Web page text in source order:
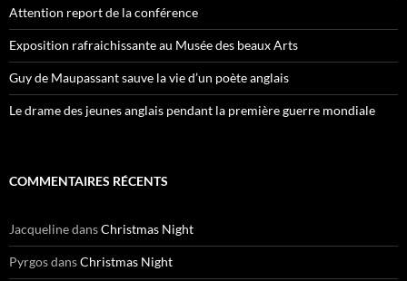
Attention report de la conférence
Exposition rafraichissante au Musée des beaux Arts
Guy de Maupassant sauve la vie d’un poète anglais
Le drame des jeunes anglais pendant la première guerre mondiale
COMMENTAIRES RÉCENTS
JacquelinedansChristmas Night
PyrgosdansChristmas Night